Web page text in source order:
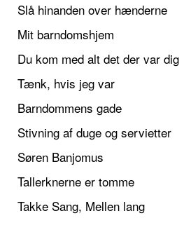
Slå hinanden over hænderne
Mit barndomshjem
Du kom med alt det der var dig
Tænk, hvis jeg var
Barndommens gade
Stivning af duge og servietter
Søren Banjomus
Tallerknerne er tomme
Takke Sang, Mellen lang